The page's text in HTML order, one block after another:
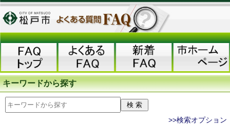
キーワードから探す
>>検索オプション